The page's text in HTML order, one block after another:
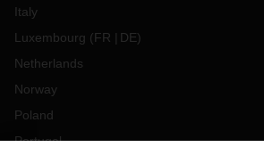
Italy
Luxembourg (FR DE)
Netherlands
Norway
Poland
Portugal